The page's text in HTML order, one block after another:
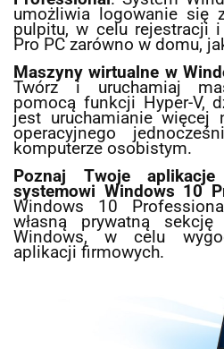
umożliwia logowanie się
pulpitu, w celu rejestracji
Pro PC zarówno w domu,
Maszyny wirtualne w
Twórz i uruchamiaj
pomocą funkcji Hyper-V,
jest uruchamianie więcej
operacyjnego
komputerze osobistym.
Poznaj Twoje
systemowi Windows 10
Windows 10
własną prywatną
Windows, w celu
aplikacji firmowych.